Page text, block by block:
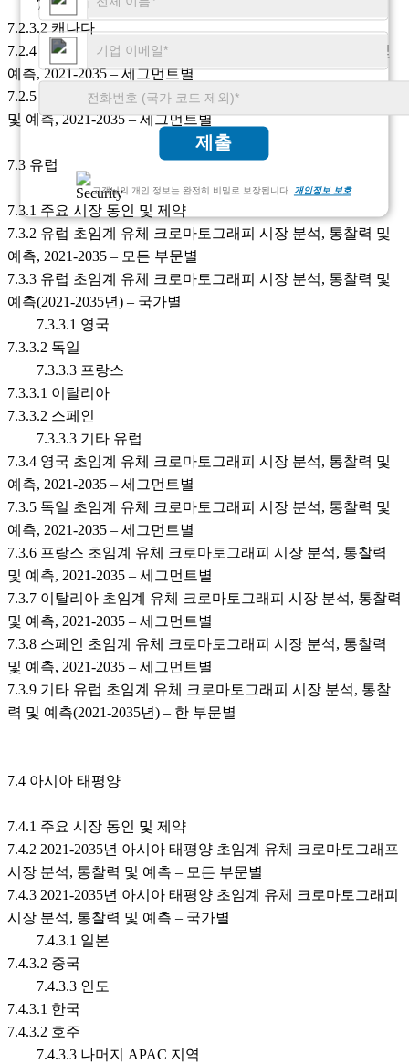
제출
고객님의 개인 정보는 완전히 비밀로 보장됩니다. 개인정보 보호
7.2.3.1 미국
7.2.3.2 캐나다
7.2.4 미국 초임계 유체 크로마토그래피 시장 분석, 통찰력 및
예측, 2021-2035 – 세그먼트별
7.2.5 캐나다 초임계 유체 크로마토그래피 시장 분석, 통찰력
및 예측, 2021-2035 – 세그먼트별
7.3 유럽
7.3.1 주요 시장 동인 및 제약
7.3.2 유럽 초임계 유체 크로마토그래피 시장 분석, 통찰력 및
예측, 2021-2035 – 모든 부문별
7.3.3 유럽 초임계 유체 크로마토그래피 시장 분석, 통찰력 및
예측(2021-2035년) – 국가별
7.3.3.1 영국
7.3.3.2 독일
7.3.3.3 프랑스
7.3.3.1 이탈리아
7.3.3.2 스페인
7.3.3.3 기타 유럽
7.3.4 영국 초임계 유체 크로마토그래피 시장 분석, 통찰력 및
예측, 2021-2035 – 세그먼트별
7.3.5 독일 초임계 유체 크로마토그래피 시장 분석, 통찰력 및
예측, 2021-2035 – 세그먼트별
7.3.6 프랑스 초임계 유체 크로마토그래피 시장 분석, 통찰력
및 예측, 2021-2035 – 세그먼트별
7.3.7 이탈리아 초임계 유체 크로마토그래피 시장 분석, 통찰력
및 예측, 2021-2035 – 세그먼트별
7.3.8 스페인 초임계 유체 크로마토그래피 시장 분석, 통찰력
및 예측, 2021-2035 – 세그먼트별
7.3.9 기타 유럽 초임계 유체 크로마토그래피 시장 분석, 통찰
력 및 예측(2021-2035년) – 한 부문별
7.4 아시아 태평양
7.4.1 주요 시장 동인 및 제약
7.4.2 2021-2035년 아시아 태평양 초임계 유체 크로마토그래프
시장 분석, 통찰력 및 예측 – 모든 부문별
7.4.3 2021-2035년 아시아 태평양 초임계 유체 크로마토그래피
시장 분석, 통찰력 및 예측 – 국가별
7.4.3.1 일본
7.4.3.2 중국
7.4.3.3 인도
7.4.3.1 한국
7.4.3.2 호주
7.4.3.3 나머지 APAC 지역